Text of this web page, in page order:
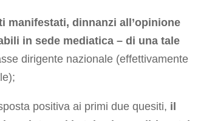
manifestati, dinnanzi all’opinione
in sede mediatica – di una tale
dirigente nazionale (effettivamente
positiva ai primi due quesiti, il